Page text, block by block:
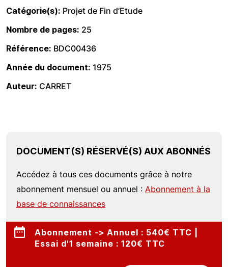
Catégorie(s) Projet de Fin d’Etude
Nombre de pages 25
Référence BDC00436
Année du document 1975
Auteur CARRET
DOCUMENT(S) RÉSERVÉ(S) AUX ABONNÉS
Accédez à tous ces documents grâce à notre
abonnement mensuel ou annuel : Abonnement à la
base de connaissances
Abonnement -> Annuel : 540€ TTC |
Essai d'1 semaine : 120€ TTC